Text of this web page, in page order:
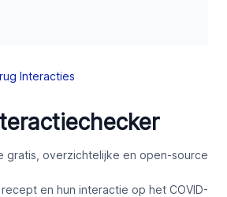
Interacties
gratis, overzichtelijke en open-source
en hun interactie op het COVID-